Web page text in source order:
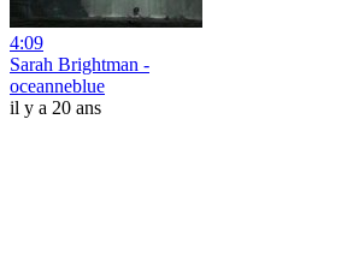
4:09
Sarah Brightman -
oceanneblue
il y a 20 ans